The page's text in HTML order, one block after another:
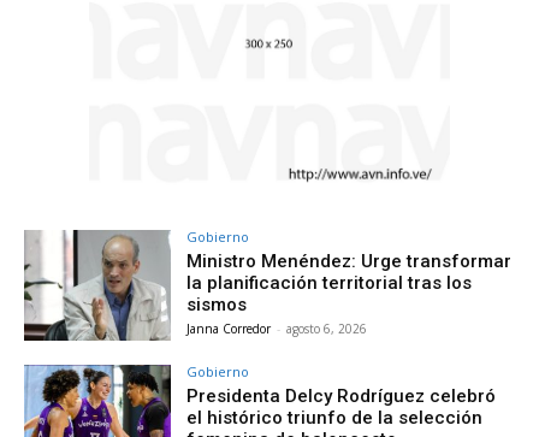
Gobierno
Ministro Menéndez: Urge transformar
la planificación territorial tras los
sismos
Janna Corredor - agosto 6, 2026
Gobierno
Presidenta Delcy Rodríguez celebró
el histórico triunfo de la selección